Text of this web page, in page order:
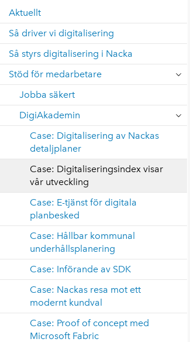
Aktuellt
Så driver vi digitalisering
Så styrs digitalisering i Nacka
Stöd för medarbetare
Jobba säkert
DigiAkademin
Case: Digitalisering av Nackas
detaljplaner
Case: Digitaliseringsindex visar
vår utveckling
Case: E-tjänst för digitala
planbesked
Case: Hållbar kommunal
underhållsplanering
Case: Införande av SDK
Case: Nackas resa mot ett
modernt kundval
Case: Proof of concept med
Microsoft Fabric